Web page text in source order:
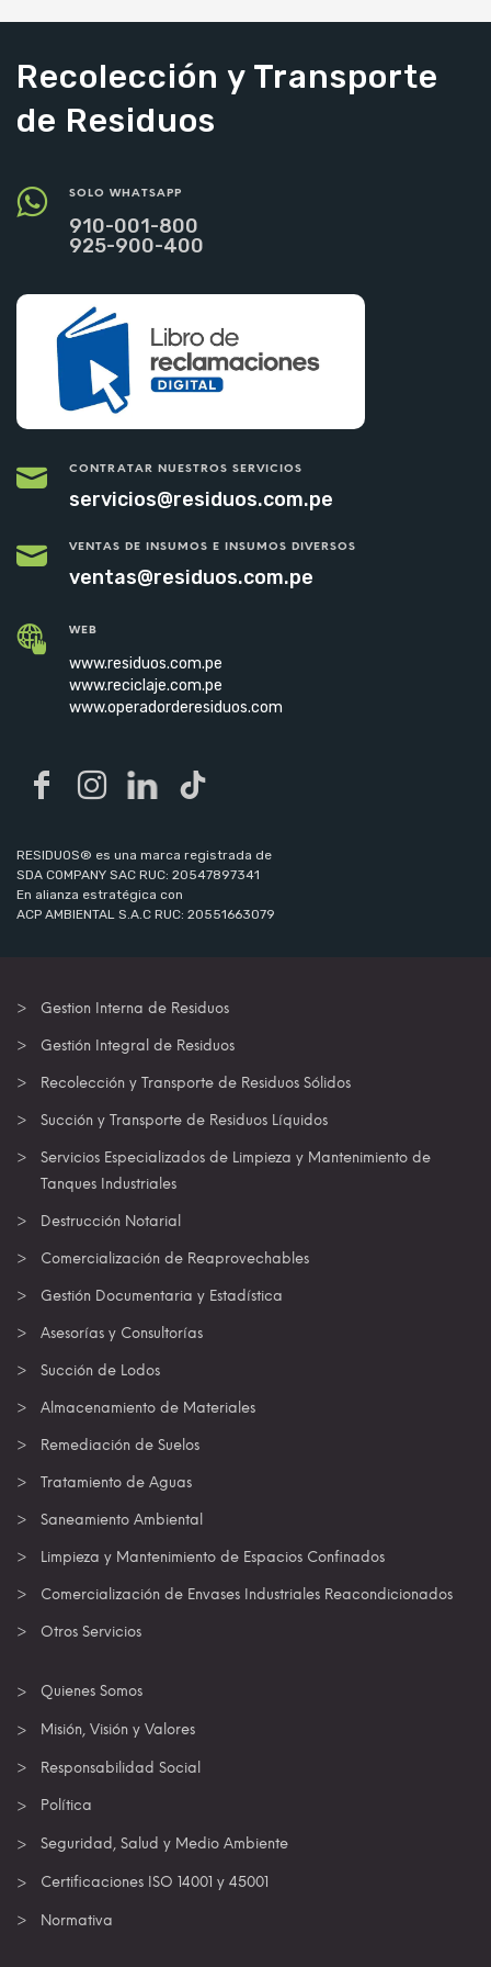
Recolección y Transporte
de Residuos
SOLO WHATSAPP
910-001-800
925-900-400
CONTRATAR NUESTROS SERVICIOS
servicios@residuos.com.pe
VENTAS DE INSUMOS E INSUMOS DIVERSOS
ventas@residuos.com.pe
WEB
www.residuos.com.pe
www.reciclaje.com.pe
www.operadorderesiduos.com
RESIDUOS® es una marca registrada de
SDA COMPANY SAC RUC: 20547897341
En alianza estratégica con
ACP AMBIENTAL S.A.C RUC: 20551663079
Gestion Interna de Residuos
Gestión Integral de Residuos
Recolección y Transporte de Residuos Sólidos
Succión y Transporte de Residuos Líquidos
Servicios Especializados de Limpieza y Mantenimiento de
Tanques Industriales
Destrucción Notarial
Comercialización de Reaprovechables
Gestión Documentaria y Estadística
Asesorías y Consultorías
Succión de Lodos
Almacenamiento de Materiales
Remediación de Suelos
Tratamiento de Aguas
Saneamiento Ambiental
Limpieza y Mantenimiento de Espacios Confinados
Comercialización de Envases Industriales Reacondicionados
Otros Servicios
Quienes Somos
Misión, Visión y Valores
Responsabilidad Social
Política
Seguridad, Salud y Medio Ambiente
Certificaciones ISO 14001 y 45001
Normativa